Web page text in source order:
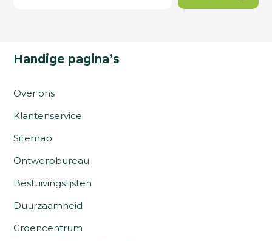
Handige pagina’s
Over ons
Klantenservice
Sitemap
Ontwerpbureau
Bestuivingslijsten
Duurzaamheid
Groencentrum